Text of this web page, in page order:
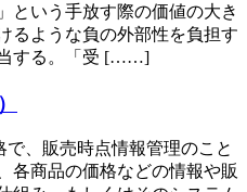
という手放す際の価値の大き
るような負の外部性を負担す
当する。「受 [……]
で、販売時点情報管理のこと
各商品の価格などの情報や販